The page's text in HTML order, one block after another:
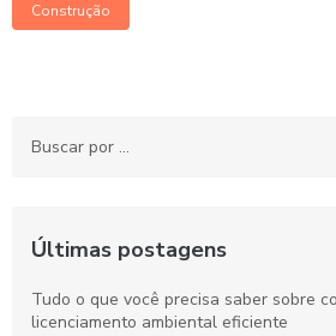
Construção
Últimas postagens
Tudo o que você precisa saber sobre
licenciamento ambiental eficiente